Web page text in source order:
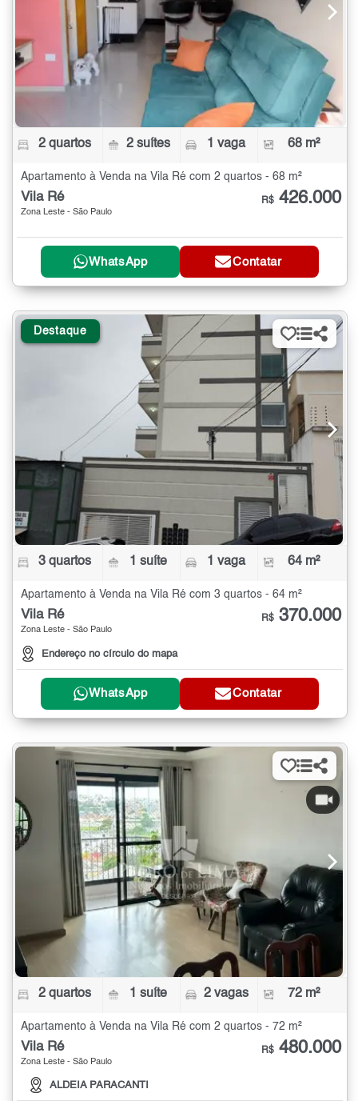
2 quartos 2 suítes 1 vaga 68 m²
Apartamento à Venda na Vila Ré com 2 quartos - 68 m²
Vila Ré
Zona Leste - São Paulo
R$ 426.000
WhatsApp Contatar
Destaque
3 quartos 1 suíte 1 vaga 64 m²
Apartamento à Venda na Vila Ré com 3 quartos - 64 m²
Vila Ré
Zona Leste - São Paulo
Endereço no círculo do mapa
R$ 370.000
WhatsApp Contatar
2 quartos 1 suíte 2 vagas 72 m²
Apartamento à Venda na Vila Ré com 2 quartos - 72 m²
Vila Ré
Zona Leste - São Paulo
ALDEIA PARACANTI
R$ 480.000